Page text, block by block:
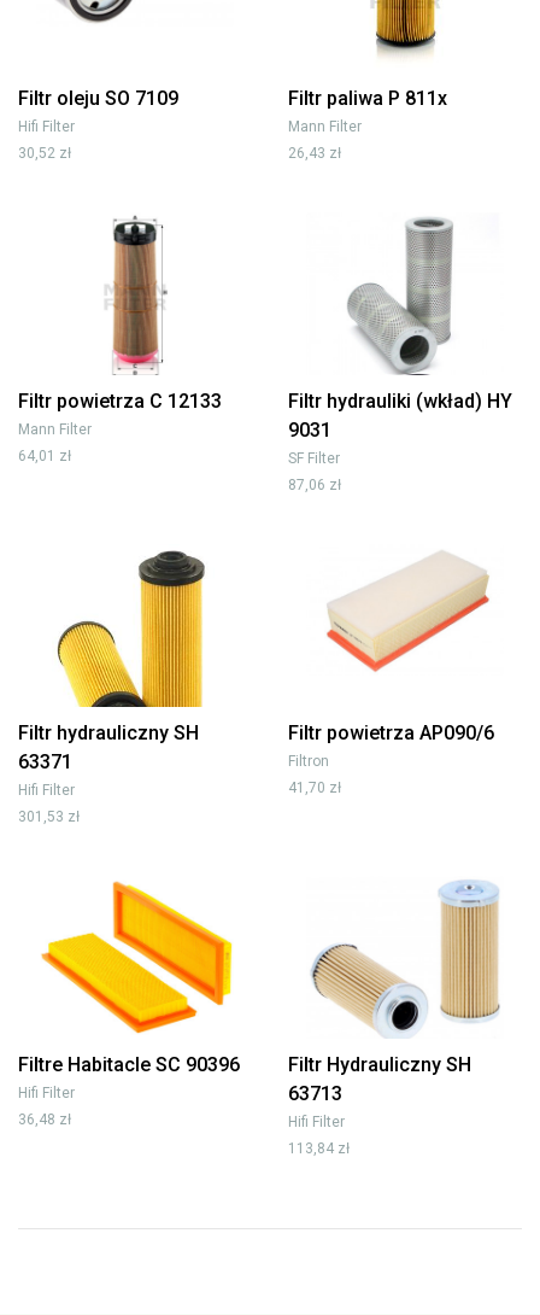
Filtr oleju SO 7109
Hifi Filter
30,52 zł
Filtr paliwa P 811x
Mann Filter
26,43 zł
Filtr powietrza C 12133
Mann Filter
64,01 zł
Filtr hydrauliki (wkład) HY
9031
SF Filter
87,06 zł
Filtr hydrauliczny SH
63371
Hifi Filter
301,53 zł
Filtr powietrza AP090/6
Filtron
41,70 zł
Filtre Habitacle SC 90396
Hifi Filter
36,48 zł
Filtr Hydrauliczny SH
63713
Hifi Filter
113,84 zł